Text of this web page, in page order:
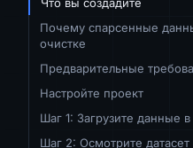
Почему спарсенные
очистке
Предварительные
Настройте проект
Шаг 1: Загрузите данные в
Шаг 2: Осмотрите датасет